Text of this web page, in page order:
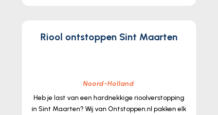
Riool ontstoppen Sint Maarten
Noord-Holland
Heb je last van een hardnekkige rioolverstopping
in Sint Maarten? Wij van Ontstoppen.​nl pakken elk